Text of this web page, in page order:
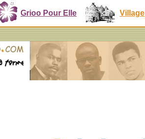
Grioo Pour Elle Village